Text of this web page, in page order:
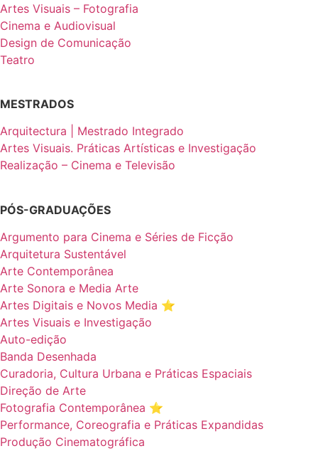
Artes Visuais – Fotografia
Cinema e Audiovisual
Design de Comunicação
Teatro
MESTRADOS
Arquitectura | Mestrado Integrado
Artes Visuais. Práticas Artísticas e Investigação
Realização – Cinema e Televisão
PÓS-GRADUAÇÕES
Argumento para Cinema e Séries de Ficção
Arquitetura Sustentável
Arte Contemporânea
Arte Sonora e Media Arte
Artes Digitais e Novos Media ⭐️
Artes Visuais e Investigação
Auto-edição
Banda Desenhada
Curadoria, Cultura Urbana e Práticas Espaciais
Direção de Arte
Fotografia Contemporânea ⭐️
Performance, Coreografia e Práticas Expandidas
Produção Cinematográfica